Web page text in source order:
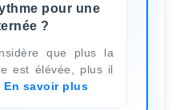
pour une
?
que plus la
est élévée, plus il
En savoir plus